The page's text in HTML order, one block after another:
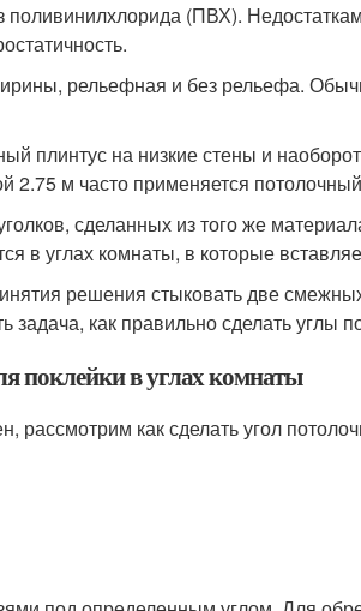
(ПВХ).
рельефная и без рельефа.
плинтус на низкие стены и
2.75 м часто применяется
сделанных из того же
в углах комнаты, в которые
решения стыковать две
как правильно сделать углы
поклейки в углах комнаты
рассмотрим как сделать угол